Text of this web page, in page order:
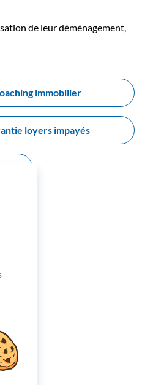
de leur déménagement,
immobilier
loyers impayés